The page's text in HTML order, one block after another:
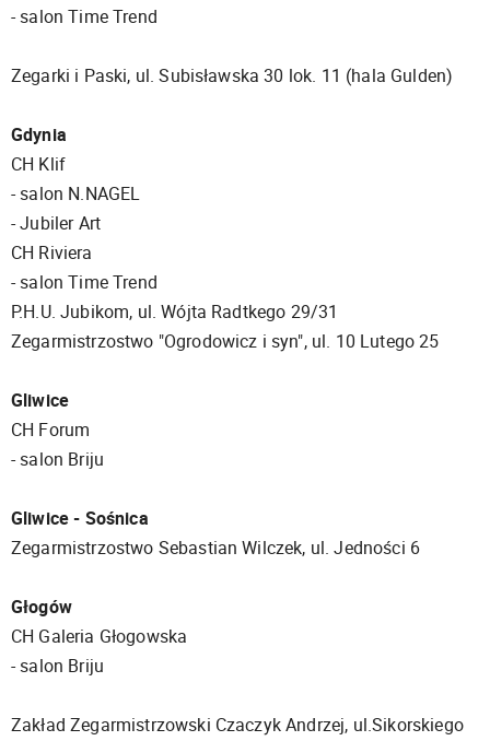
- salon Time Trend
Zegarki i Paski, ul. Subisławska 30 lok. 11 (hala Gulden)
Gdynia
CH Klif
- salon N.NAGEL
- Jubiler Art
CH Riviera
- salon Time Trend
P.H.U. Jubikom, ul. Wójta Radtkego 29/31
Zegarmistrzostwo "Ogrodowicz i syn", ul. 10 Lutego 25
Gliwice
CH Forum
- salon Briju
Gliwice - Sośnica
Zegarmistrzostwo Sebastian Wilczek, ul. Jedności 6
Głogów
CH Galeria Głogowska
- salon Briju
Zakład Zegarmistrzowski Czaczyk Andrzej, ul.Sikorskiego